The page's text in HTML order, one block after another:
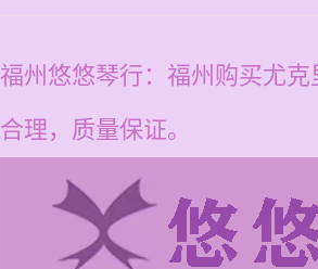
福州悠悠琴行：福州购买尤
合理，质量保证。